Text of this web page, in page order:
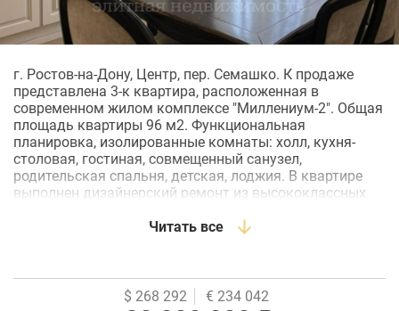
г. Ростов-на-Дону, Центр, пер. Семашко. К продаже
представлена 3-к квартира, расположенная в
современном жилом комплексе "Миллениум-2". Общая
площадь квартиры 96 м2. Функциональная
планировка, изолированные комнаты: холл, кухня-
столовая, гостиная, совмещенный санузел,
родительская спальня, детская, лоджия. В квартире
выполнен дизайнерский ремонт из высококлассных
плитка, на стенах- американские обои. Кухонный
встроенная техника фирмы Electrolux. Итальянская
мебель из массива дерева. Квартира очень светлая,
Читать все
$ 268 292 € 234 042